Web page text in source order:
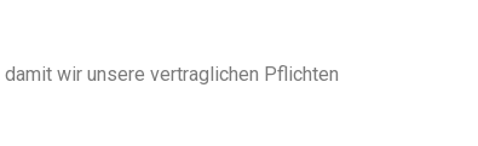
wir unsere vertraglichen Pflichten